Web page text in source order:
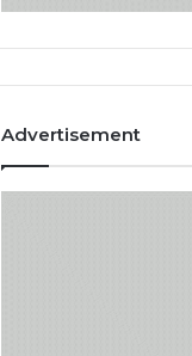
Advertisement